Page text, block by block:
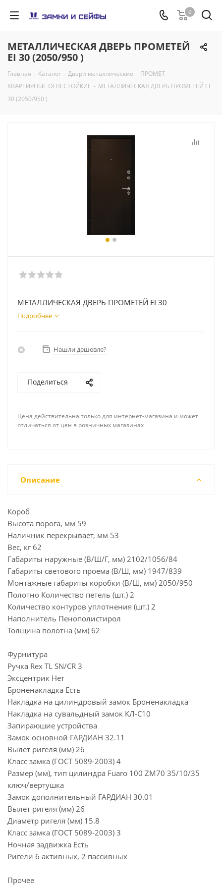
0
МЕТАЛЛИЧЕСКАЯ ДВЕРЬ ПРОМЕТЕЙ
EI 30 (2050/950 )
Главная - Каталог - Двери металлические - ПРОМЕТ -
КВАРТИРНЫЕ ОГНЕСТОЙКИЕ - МЕТАЛЛИЧЕСКАЯ ДВЕРЬ ПРОМЕТЕЙ EI
30 (2050/950 )
МЕТАЛЛИЧЕСКАЯ ДВЕРЬ ПРОМЕТЕЙ EI 30
Подробнее
Нашли дешевле?
Поделиться
Цена действительна только для интернет-магазина и может
отличаться от цен в розничных магазинах
Описание
Короб
Высота порога, мм 59
Наличник перекрывает, мм 53
Вес, кг 62
Габариты наружные (В/Ш/Г, мм) 2102/1056/84
Габариты светового проема (В/Ш, мм) 1947/839
Монтажные габариты коробки (В/Ш, мм) 2050/950
Полотно Количество петель (шт.) 2
Количество контуров уплотнения (шт.) 2
Наполнитель Пенополистирол
Толщина полотна (мм) 62
Фурнитура
Ручка Rex TL SN/CR 3
Эксцентрик Нет
Броненакладка Есть
Накладка на цилиндровый замок Броненакладка
Накладка на сувальдный замок КЛ-С10
Запираюшие устройства
Замок основной ГАРДИАН 32.11
Вылет ригеля (мм) 26
Класс замка (ГОСТ 5089-2003) 4
Размер (мм), тип цилиндра Fuaro 100 ZM70 35/10/35
ключ/вертушка
Замок дополнительный ГАРДИАН 30.01
Вылет ригеля (мм) 26
Диаметр ригеля (мм) 15.8
Класс замка (ГОСТ 5089-2003) 3
Ночная задвижка Есть
Ригели 6 активных, 2 пассивных
Прочее